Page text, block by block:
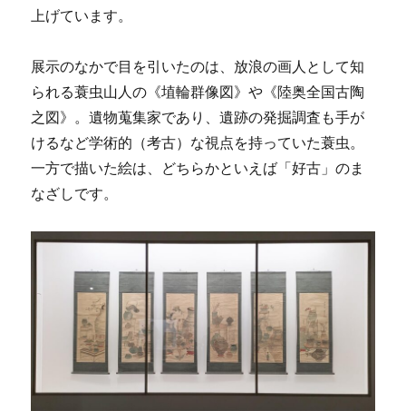
上げています。
展示のなかで目を引いたのは、放浪の画人として知
られる蓑虫山人の《埴輪群像図》や《陸奥全国古陶
之図》。遺物蒐集家であり、遺跡の発掘調査も手が
けるなど学術的（考古）な視点を持っていた蓑虫。
一方で描いた絵は、どちらかといえば「好古」のま
なざしです。